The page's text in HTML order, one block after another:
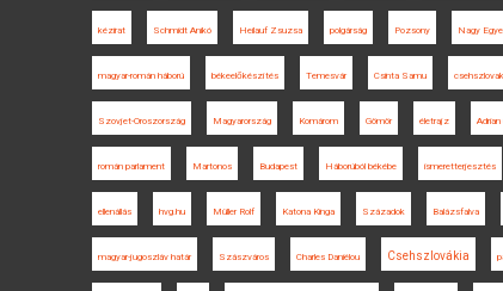
kézirat Schmidt Anikó Heilauf Zsuzsa polgárság Pozsony Nagy
magyar-román háború békeelőkészítés Temesvár Csinta Samu
Szovjet-Oroszország Magyarország Komárom Gömör életrajz Adrian
román parlament Martonos Budapest Háborúból békébe ismeretterjesztés
ellenállás hvg.hu Müller Rolf Katona Kinga Századok Balázsfalva
magyar-jugoszláv határ Szászváros Charles Daniélou Csehszlovákia